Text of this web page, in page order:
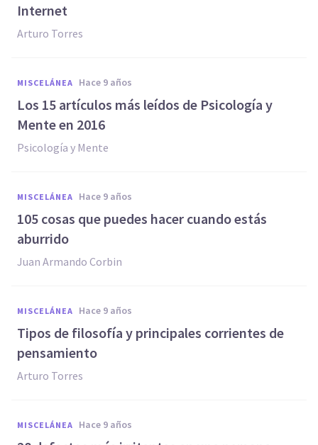
Internet
Arturo Torres
MISCELÁNEA hace 9 años
Los 15 artículos más leídos de Psicología y
Mente en 2016
Psicología y Mente
MISCELÁNEA hace 9 años
105 cosas que puedes hacer cuando estás
aburrido
Juan Armando Corbin
MISCELÁNEA hace 9 años
​Tipos de filosofía y principales corrientes de
pensamiento
Arturo Torres
MISCELÁNEA hace 9 años